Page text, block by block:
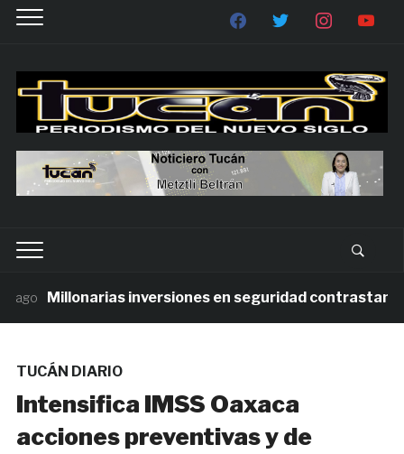
Millonarias inversiones en seguridad contrastan con
TUCÁN DIARIO
Intensifica IMSS Oaxaca
acciones preventivas y de